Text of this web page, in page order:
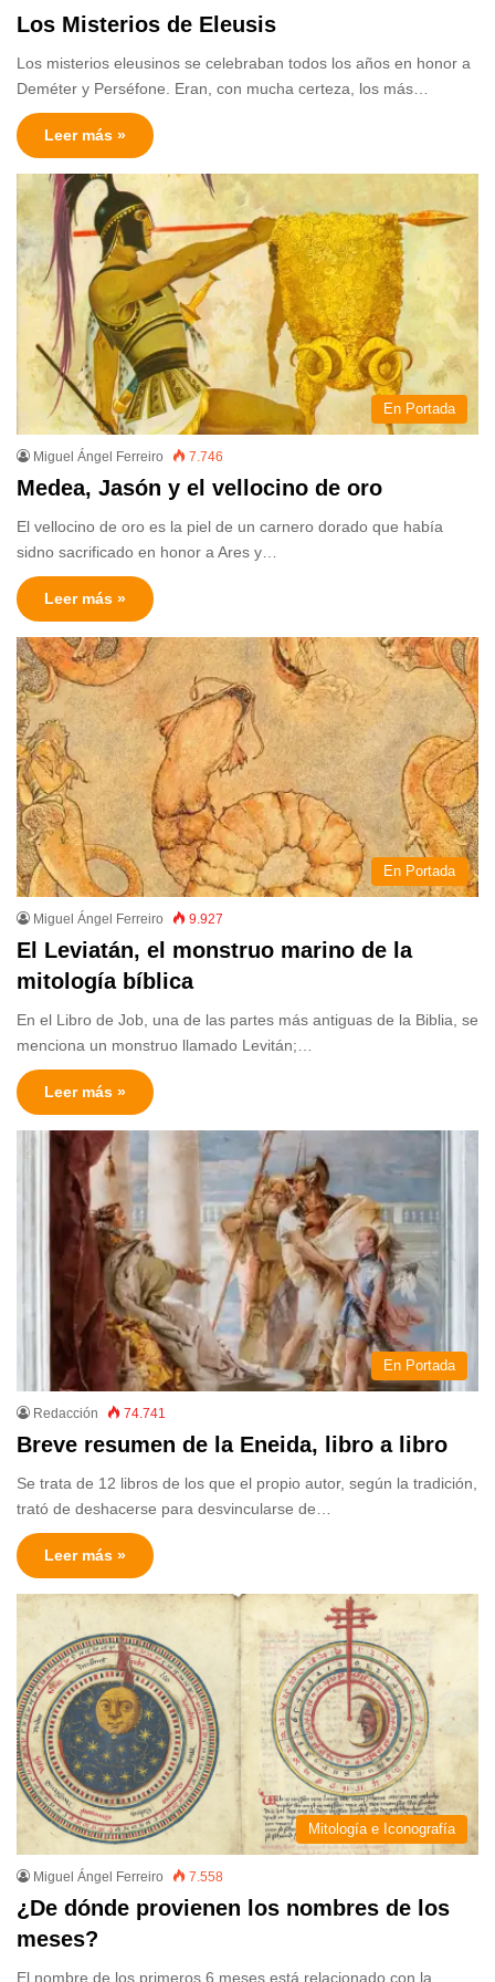
Los Misterios de Eleusis
Los misterios eleusinos se celebraban todos los años en honor a
Deméter y Perséfone. Eran, con mucha certeza, los más…
Leer más »
En Portada
Miguel Ángel Ferreiro 7.746
Medea, Jasón y el vellocino de oro
El vellocino de oro es la piel de un carnero dorado que había
sidno sacrificado en honor a Ares y…
Leer más »
En Portada
Miguel Ángel Ferreiro 9.927
El Leviatán, el monstruo marino de la
mitología bíblica
En el Libro de Job, una de las partes más antiguas de la Biblia, se
menciona un monstruo llamado Levitán;…
Leer más »
En Portada
Redacción 74.741
Breve resumen de la Eneida, libro a libro
Se trata de 12 libros de los que el propio autor, según la tradición,
trató de deshacerse para desvincularse de…
Leer más »
Mitología e Iconografía
Miguel Ángel Ferreiro 7.558
¿De dónde provienen los nombres de los
meses?
El nombre de los primeros 6 meses está relacionado con la